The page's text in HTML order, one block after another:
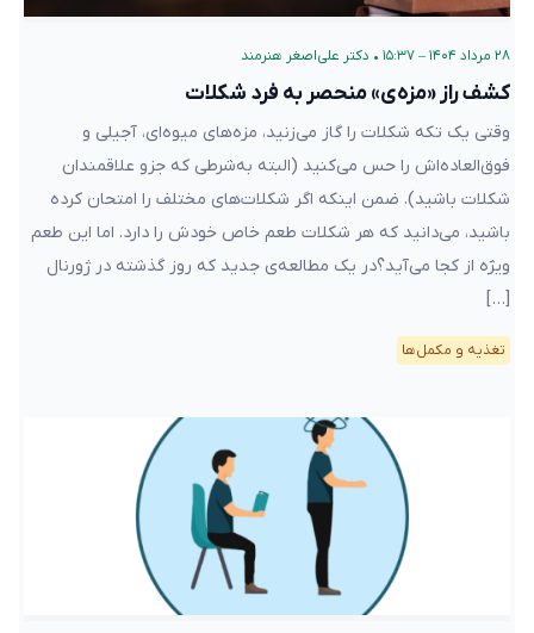
۲۸ مرداد ۱۴۰۴ – ۱۵:۳۷ • دکتر علی‌اصغر هنرمند
کشف راز «مزه‌ی» منحصر به فرد شکلات
وقتی یک تکه شکلات را گاز می‌زنید، مزه‌های میوه‌ای، آجیلی و
فوق‌العاده‌اش را حس می‌کنید (البته به‌شرطی که جزو علاقمندان
شکلات باشید). ضمن اینکه اگر شکلات‌های مختلف را امتحان کرده
باشید، می‌دانید که هر شکلات طعم خاص خودش را دارد. اما این طعم
ویژه از کجا می‌آید؟در یک مطالعه‌ی جدید که روز گذشته در ژورنال
[…]
تغذیه و مکمل‌ها